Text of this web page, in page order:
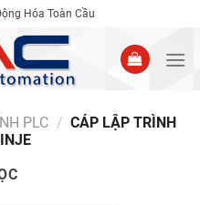
Hóa Toàn Cầu
PLC / CÁP LẬP TRÌNH